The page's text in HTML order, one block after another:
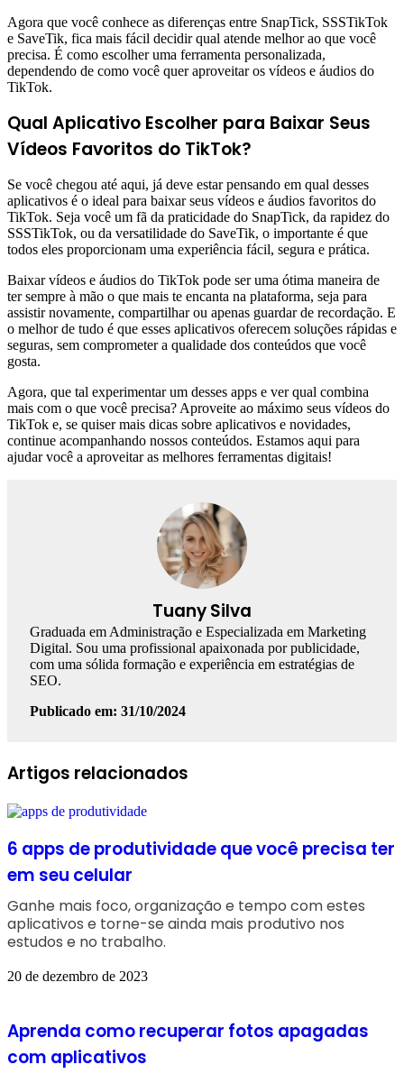
Agora que você conhece as diferenças entre SnapTick, SSSTikTok
e SaveTik, fica mais fácil decidir qual atende melhor ao que você
precisa. É como escolher uma ferramenta personalizada,
dependendo de como você quer aproveitar os vídeos e áudios do
TikTok.
Qual Aplicativo Escolher para Baixar Seus
Vídeos Favoritos do TikTok?
Se você chegou até aqui, já deve estar pensando em qual desses
aplicativos é o ideal para baixar seus vídeos e áudios favoritos do
TikTok. Seja você um fã da praticidade do SnapTick, da rapidez do
SSSTikTok, ou da versatilidade do SaveTik, o importante é que
todos eles proporcionam uma experiência fácil, segura e prática.
Baixar vídeos e áudios do TikTok pode ser uma ótima maneira de
ter sempre à mão o que mais te encanta na plataforma, seja para
assistir novamente, compartilhar ou apenas guardar de recordação. E
o melhor de tudo é que esses aplicativos oferecem soluções rápidas e
seguras, sem comprometer a qualidade dos conteúdos que você
gosta.
Agora, que tal experimentar um desses apps e ver qual combina
mais com o que você precisa? Aproveite ao máximo seus vídeos do
TikTok e, se quiser mais dicas sobre aplicativos e novidades,
continue acompanhando nossos conteúdos. Estamos aqui para
ajudar você a aproveitar as melhores ferramentas digitais!
Tuany Silva
Graduada em Administração e Especializada em Marketing
Digital. Sou uma profissional apaixonada por publicidade,
com uma sólida formação e experiência em estratégias de
SEO.
Publicado em: 31/10/2024
Facebook
Linkedin
WhatsApp
Telegram
Artigos relacionados
6 apps de produtividade que você precisa ter
em seu celular
Ganhe mais foco, organização e tempo com estes
aplicativos e torne-se ainda mais produtivo nos
estudos e no trabalho.
20 de dezembro de 2023
Aprenda como recuperar fotos apagadas
com aplicativos